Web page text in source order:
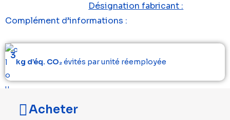
Désignation fabricant :
Complément d’informations :
3
kg d’éq. CO₂évités par unité réemployée
Acheter